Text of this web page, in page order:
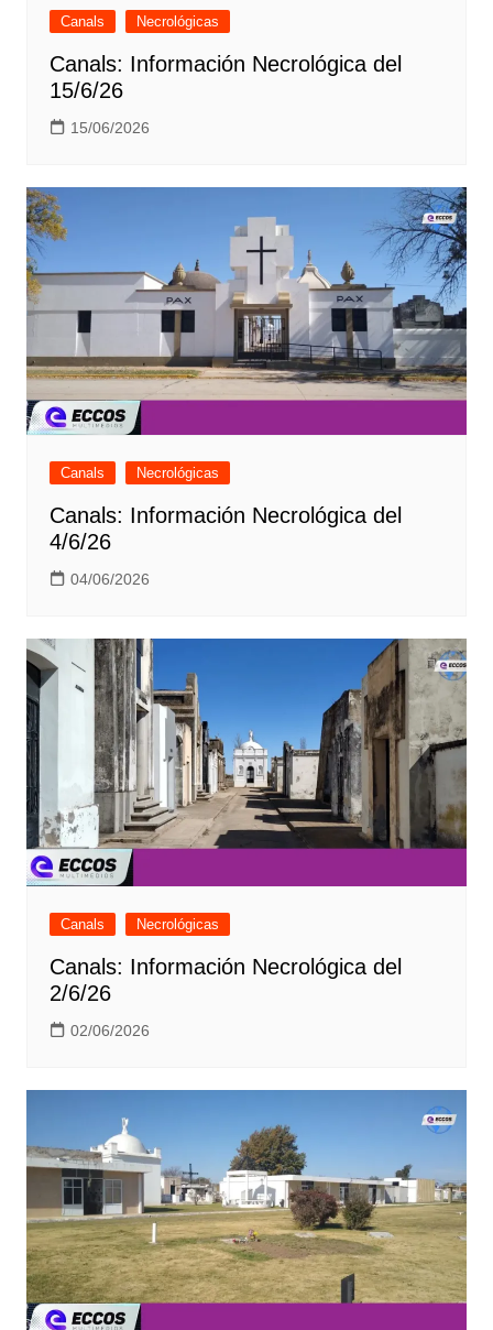
Canals Necrológicas
Canals: Información Necrológica del
15/6/26
15/06/2026
Canals Necrológicas
Canals: Información Necrológica del
4/6/26
04/06/2026
Canals Necrológicas
Canals: Información Necrológica del
2/6/26
02/06/2026